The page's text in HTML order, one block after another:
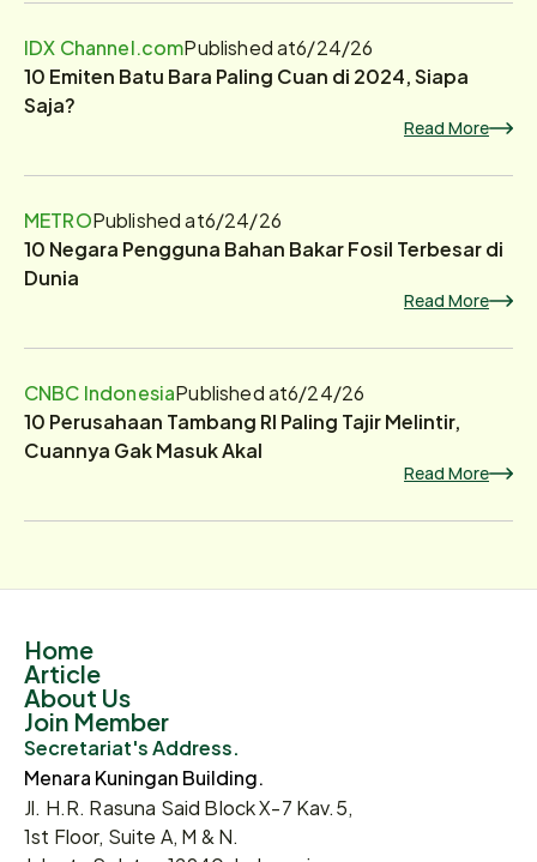
IDX Channel.comPublished at6/24/26
10 Emiten Batu Bara Paling Cuan di 2024, Siapa
Saja?
Read More
METROPublished at6/24/26
10 Negara Pengguna Bahan Bakar Fosil Terbesar di
Dunia
Read More
CNBC IndonesiaPublished at6/24/26
10 Perusahaan Tambang RI Paling Tajir Melintir,
Cuannya Gak Masuk Akal
Read More
Home
Article
About Us
Join Member
Secretariat's Address.
Menara Kuningan Building.
Jl. H.R. Rasuna Said Block X-7 Kav.5,
1st Floor, Suite A, M & N.